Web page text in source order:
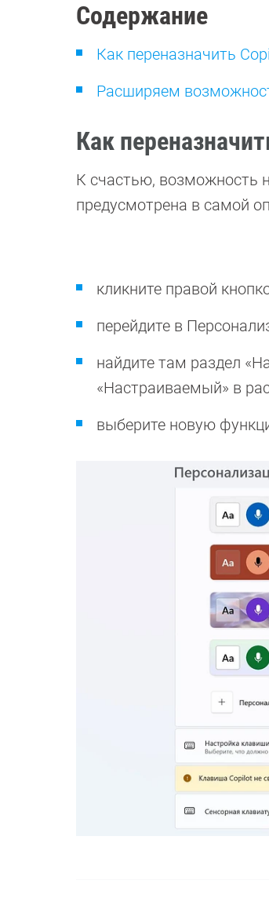
Содержание
Как переназначить
Расширяем
Как
К счастью, возможность
предусмотрена в самой
кликните правой
перейдите в
найдите там раздел
«Настраиваемый» в
выберите новую